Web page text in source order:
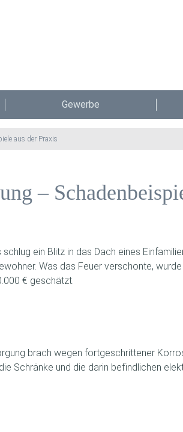
Gewerbe
aus der Praxis
–
ein Blitz in das Dach eines
Was das Feuer verschonte,
€ geschätzt.
brach wegen fortgeschrittener
Schränke und die darin befindlichen